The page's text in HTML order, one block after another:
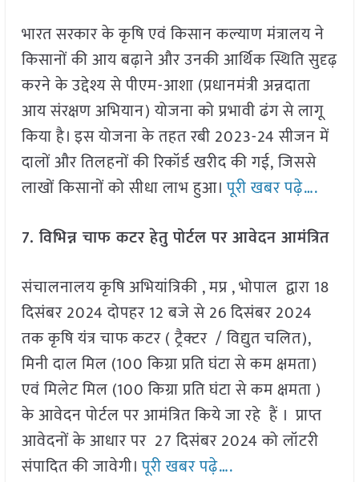
भारत सरकार के कृषि एवं किसान कल्याण मंत्रालय ने
किसानों की आय बढ़ाने और उनकी आर्थिक स्थिति सुदृढ़
करने के उद्देश्य से पीएम-आशा (प्रधानमंत्री अन्नदाता
आय संरक्षण अभियान) योजना को प्रभावी ढंग से लागू
किया है। इस योजना के तहत रबी 2023-24 सीजन में
दालों और तिलहनों की रिकॉर्ड खरीद की गई, जिससे
लाखों किसानों को सीधा लाभ हुआ।पूरी खबर पढ़े….
7. विभिन्न चाफ कटर हेतु पोर्टल पर आवेदन आमंत्रित
संचालनालय कृषि अभियांत्रिकी , मप्र , भोपाल द्वारा 18
दिसंबर 2024 दोपहर 12 बजे से 26 दिसंबर 2024
तक कृषि यंत्र चाफ कटर ( ट्रैक्टर / विद्युत चलित),
मिनी दाल मिल (100 किग्रा प्रति घंटा से कम क्षमता)
एवं मिलेट मिल (100 किग्रा प्रति घंटा से कम क्षमता )
के आवेदन पोर्टल पर आमंत्रित किये जा रहे हैं । प्राप्त
आवेदनों के आधार पर 27 दिसंबर 2024 को लॉटरी
संपादित की जावेगी।पूरी खबर पढ़े….